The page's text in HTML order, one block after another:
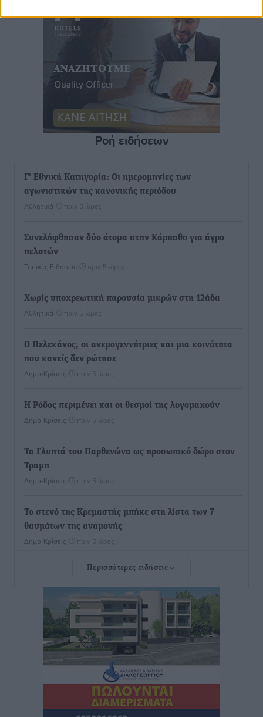
Ροή ειδήσεων
Γ’ Εθνική Κατηγορία: Οι ημερομηνίες των
αγωνιστικών της κανονικής περιόδου
Αθλητικά πριν 5 ώρες
Συνελήφθησαν δύο άτομα στην Κάρπαθο για άγρα
πελατών
Τοπικές Ειδήσεις πριν 5 ώρες
Χωρίς υποχρεωτική παρουσία μικρών στη 12άδα
Αθλητικά πριν 5 ώρες
Ο Πελεκάνος, οι ανεμογεννήτριες και μια κοινότητα
που κανείς δεν ρώτησε
Δημο-Κρίσεις πριν 5 ώρες
Η Ρόδος περιμένει και οι θεσμοί της λογομαχούν
Δημο-Κρίσεις πριν 5 ώρες
Τα Γλυπτά του Παρθενώνα ως προσωπικό δώρο στον
Τραμπ
Δημο-Κρίσεις πριν 5 ώρες
Το στενό της Κρεμαστής μπήκε στη λίστα των 7
θαυμάτων της αναμονής
Δημο-Κρίσεις πριν 5 ώρες
ΣΕΤΕ: Σημαντική θεσμική εξέλιξη η ΚΥΑ για το ΕΧΠ
για τον τουρισμό
πριν 6 ώρες
Γ. Χατζημάρκος: “Δύο μεγάλες δεσμεύσεις
Γεωργιάδη” – Κίνητρα για τους γιατρούς των νησιών
και συνεργασία Ρόδου με το Αττικόν για το
πριν 6 ώρες
Περισσότερες ειδήσεις